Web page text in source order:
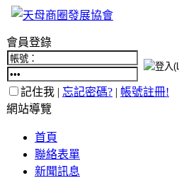
會員登錄
記住我 | 忘記密碼? | 帳號註冊!
網站導覽
首頁
聯絡表單
新聞訊息